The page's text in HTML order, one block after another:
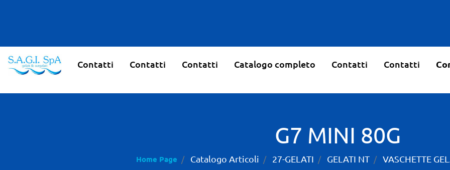
Contatti Contatti Contatti Catalogo completo Contatti Contatti
G7 MINI 80G
Home Page Catalogo Articoli 27-GELATI GELATI NT VASCHETTE